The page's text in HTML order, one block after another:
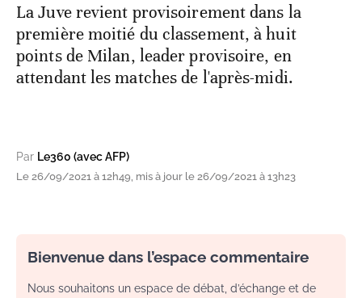
La Juve revient provisoirement dans la
première moitié du classement, à huit
points de Milan, leader provisoire, en
attendant les matches de l'après-midi.
Par Le360 (avec AFP)
Le 26/09/2021 à 12h49, mis à jour le 26/09/2021 à 13h23
Bienvenue dans l’espace commentaire
Nous souhaitons un espace de débat, d’échange et de